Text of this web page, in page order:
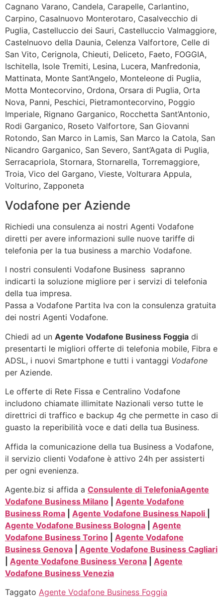
Cagnano Varano, Candela, Carapelle, Carlantino,
Carpino, Casalnuovo Monterotaro, Casalvecchio di
Puglia, Castelluccio dei Sauri, Castelluccio Valmaggiore,
Castelnuovo della Daunia, Celenza Valfortore, Celle di
San Vito, Cerignola, Chieuti, Deliceto, Faeto, FOGGIA,
Ischitella, Isole Tremiti, Lesina, Lucera, Manfredonia,
Mattinata, Monte Sant’Angelo, Monteleone di Puglia,
Motta Montecorvino, Ordona, Orsara di Puglia, Orta
Nova, Panni, Peschici, Pietramontecorvino, Poggio
Imperiale, Rignano Garganico, Rocchetta Sant’Antonio,
Rodi Garganico, Roseto Valfortore, San Giovanni
Rotondo, San Marco in Lamis, San Marco la Catola, San
Nicandro Garganico, San Severo, Sant’Agata di Puglia,
Serracapriola, Stornara, Stornarella, Torremaggiore,
Troia, Vico del Gargano, Vieste, Volturara Appula,
Volturino, Zapponeta
Vodafone per Aziende
Richiedi una consulenza ai nostri Agenti Vodafone
diretti per avere informazioni sulle nuove tariffe di
telefonia per la tua business a marchio Vodafone.
I nostri consulenti Vodafone Business sapranno
indicarti la soluzione migliore per i servizi di telefonia
della tua impresa.
Passa a Vodafone Partita Iva con la consulenza gratuita
dei nostri Agenti Vodafone.
Chiedi ad un Agente Vodafone Business Foggia di
presentarti le migliori offerte di telefonia mobile, Fibra e
ADSL, i nuovi Smartphone e tutti i vantaggi Vodafone
per Aziende.
Le offerte di Rete Fissa e Centralino Vodafone
includono chiamate illimitate Nazionali verso tutte le
direttrici di traffico e backup 4g che permette in caso di
guasto la reperibilità voce e dati della tua Business.
Affida la comunicazione della tua Business a Vodafone,
il servizio clienti Vodafone è attivo 24h per assisterti
per ogni evenienza.
Agente.biz si affida a Consulente di TelefoniaAgente
Vodafone Business Milano
Agente Vodafone
Business Roma
Agente Vodafone Business Napoli
Agente Vodafone Business Bologna
Agente
Vodafone Business Torino
Agente Vodafone
Business Genova
Agente Vodafone Business Cagliari
Agente Vodafone Business Verona
Agente
Vodafone Business Venezia
Taggato Agente Vodafone Business Foggia